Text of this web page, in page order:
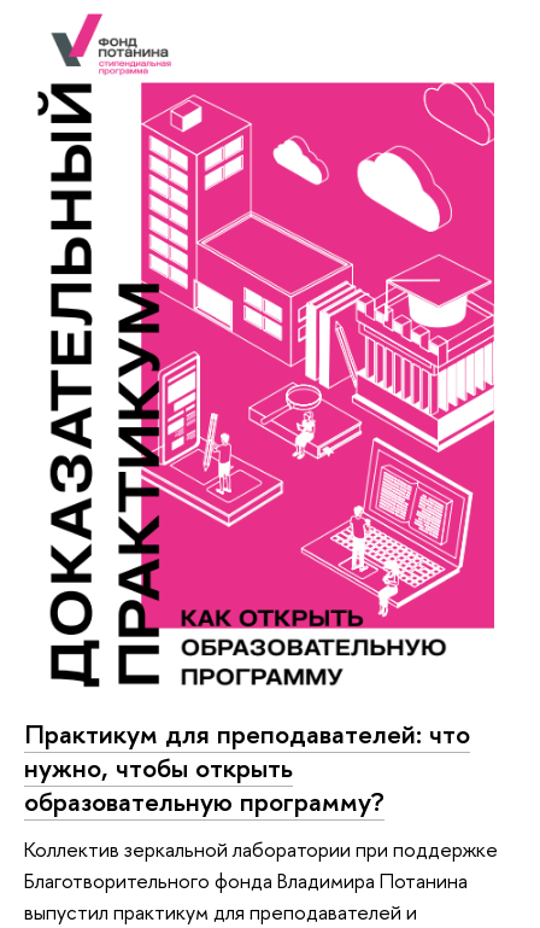
Практикум для преподавателей: что
нужно, чтобы открыть
образовательную программу?
Коллектив зеркальной лаборатории при поддержке
Благотворительного фонда Владимира Потанина
выпустил практикум для преподавателей и